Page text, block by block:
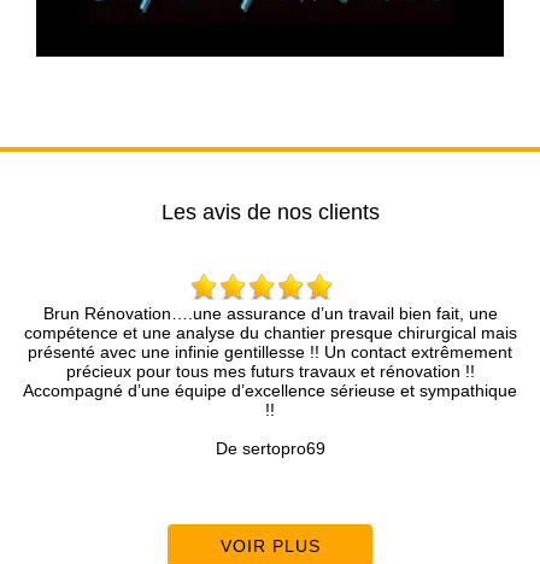
Les avis de nos clients
assurance d’un travail bien fait, une
du chantier presque chirurgical mais
gentillesse !! Un contact extrêmement
mes futurs travaux et rénovation !!
d’excellence sérieuse et sympathique
Entreprise très
rapidement, le devis et les
pro. Je
VOIR PLUS